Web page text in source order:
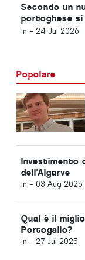
Secondo un
portoghese
Regno Unito
in - 24 Jul 2026
Popolare
Investimento
dell'Algarve
in - 03 Aug 2025
Qual è il
Portogallo?
in - 27 Jul 2025